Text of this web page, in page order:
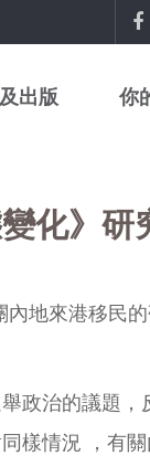
出版 你
化》研
地來港移民
政治的議題，
樣情況 ，有